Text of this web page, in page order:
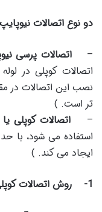
دو نوع اتصالات
–اتصالات پرسی
اتصالات کوپلی در
نصب این اتصالات در
تر است. )
–
اتصالات کوپلی
استفاده می شود، با
ایجاد می کند. )
1- روش اتصالات